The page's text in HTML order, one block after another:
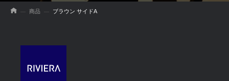
商品 ブラウン サイドA